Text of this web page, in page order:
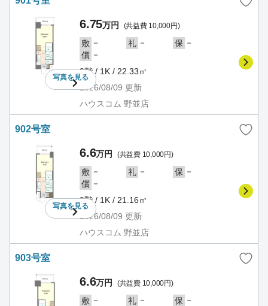
写真を見る
6.75万円 (共益費 10,000円)
敷 － 礼 － 保 －
償 －
9階 / 1K / 22.33㎡
2026/08/09 更新
ハウスコム 野並店
902号室
写真を見る
6.6万円 (共益費 10,000円)
敷 － 礼 － 保 －
償 －
9階 / 1K / 21.16㎡
2026/08/09 更新
ハウスコム 野並店
903号室
6.6万円 (共益費 10,000円)
敷 － 礼 － 保 －